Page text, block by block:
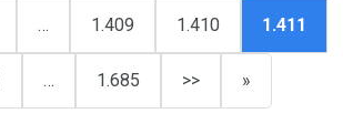
… 1.409 1.410 1.411
… 1.685 >> »